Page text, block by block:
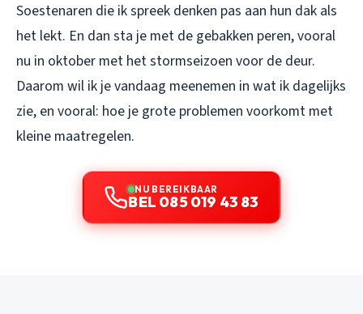
Soestenaren die ik spreek denken pas aan hun dak als
het lekt. En dan sta je met de gebakken peren, vooral
nu in oktober met het stormseizoen voor de deur.
Daarom wil ik je vandaag meenemen in wat ik dagelijks
zie, en vooral: hoe je grote problemen voorkomt met
kleine maatregelen.
NU BEREIKBAAR
BEL 085 019 43 83